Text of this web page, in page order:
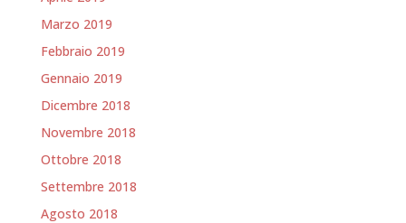
Marzo 2019
Febbraio 2019
Gennaio 2019
Dicembre 2018
Novembre 2018
Ottobre 2018
Settembre 2018
Agosto 2018